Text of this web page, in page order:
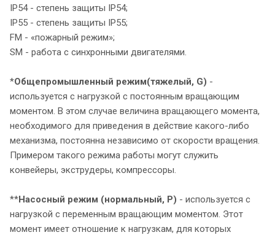
IP54 - степень защиты IP54;
IP55 - степень защиты IP55;
FM - «пожарный режим»;
SM - работа с синхронными двигателями.
*Общепромышленный режим(тяжелый, G) -
используется с нагрузкой с постоянным вращающим
моментом. В этом случае величина вращающего момента,
необходимого для приведения в действие какого-либо
механизма, постоянна независимо от скорости вращения.
Примером такого режима работы могут служить
конвейеры, экструдеры, компрессоры.
**Насосный режим (нормальный, P) - используется с
нагрузкой с переменным вращающим моментом. Этот
момент имеет отношение к нагрузкам, для которых